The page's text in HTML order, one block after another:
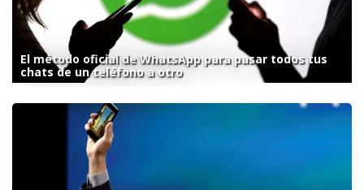
El método oficial de WhatsApp para pasar todos tus
chats de un teléfono a otro